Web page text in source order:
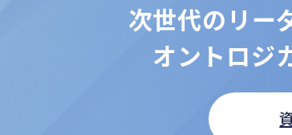
次世代のリー
オントロジ